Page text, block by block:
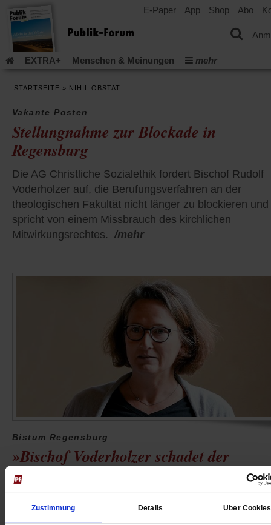
Zustimmung Details Über Cookies
E-Paper App Shop Abo
EXTRA+ Menschen & Meinungen
mehr
EXTRA
Edition
Newsletter
Veranstaltungen
Wir über uns
Leserinitiative Publik-Forum e.V.
Urlaub und Nichtstun
in
einem
neuen
Tab)
in
neuen
Tab)
Gleichberechtigung
Künstliche Intelligenz (Öffnet
in
einem
neuen
Tab)
Was gibt
Krieg und Frieden(Öffnet
in
einem
neuen
Tab)
Gott neu denken Krieg in der Ukraine
in
Flucht und Migration
Video-Podcast »Veranstaltungen«
Podcast »Veranstaltungen«
Schriftgröße ändern:
STARTSEITE » NIHIL OBSTAT
Vakante Posten
Stellungnahme zur Blockade in
Regensburg
Die AG Christliche Sozialethik fordert Bischof Rudolf
Voderholzer auf, die Berufungsverfahren an der
theologischen Fakultät nicht länger zu blockieren und
spricht von einem Missbrauch des kirchlichen
Mitwirkungsrechtes. /mehr
Bistum Regensburg
»Bischof Voderholzer schadet der
Theologie massiv«
bleiben Lehrstühle jahrelang unbesetzt. Unter der